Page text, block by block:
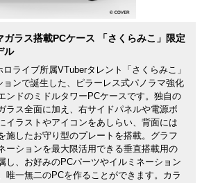
ガラス搭載PCケース 「さくらみこ」限定
ル
ライブ所属VTuberタレント「さくらみこ」
ョンで誕生した、ピラーレス式パノラマ強化
ンドのミドルタワーPCケースです。独自の
ラス全面に加え、右サイドパネルや電源ボ
イラストやアイコンをあしらい、背面には
施したお守り型のプレートを搭載。グラフ
ーションを最大限活用できる垂直搭載用の
し、お好みのPCパーツやイルミネーション
唯一無二のPCを作ることができます。カラ